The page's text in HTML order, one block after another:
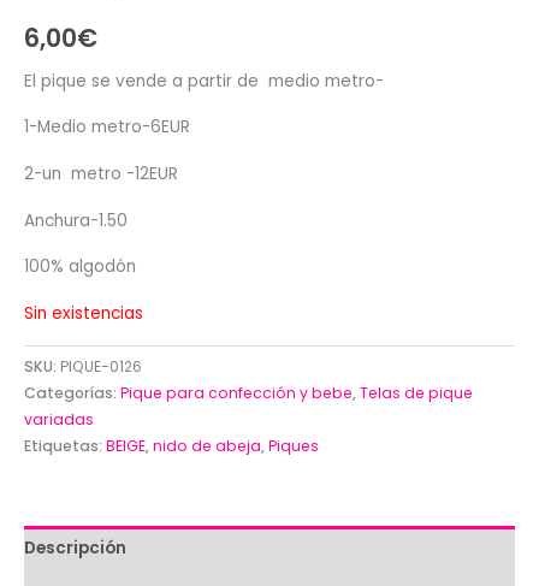
6,00€
El pique se vende a partir de medio metro-
1-Medio metro-6EUR
2-un metro -12EUR
Anchura-1.50
100% algodón
Sin existencias
SKU: PIQUE-0126
Categorías: Pique para confección y bebe,Telas de pique
variadas
Etiquetas: BEIGE,nido de abeja,Piques
Descripción